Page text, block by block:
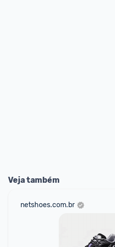
Veja também
netshoes.com.br